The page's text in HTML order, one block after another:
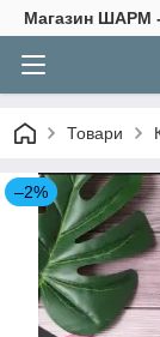
Магазин ШАРМ -
Товари
–2%